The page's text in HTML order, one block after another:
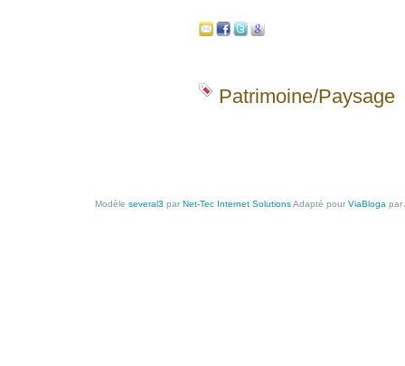
Patrimoine/Paysage
Modèle several3 par Net-Tec Internet SolutionsAdapté pour ViaBloga par